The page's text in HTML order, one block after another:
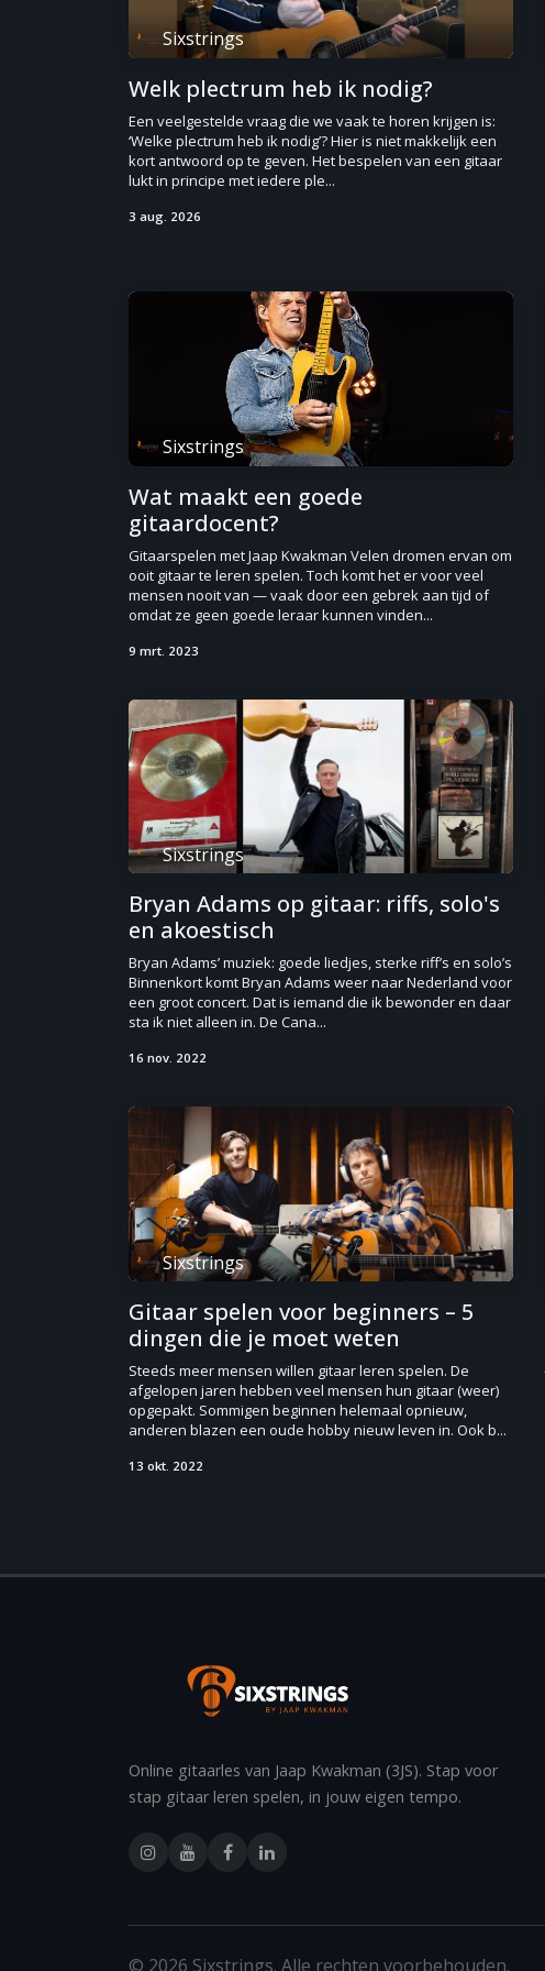
Sixstrings
Welk plectrum heb ik nodig?
Een veelgestelde vraag die we vaak te horen krijgen is:
‘Welke plectrum heb ik nodig’? Hier is niet makkelijk een
kort antwoord op te geven. Het bespelen van een gitaar
lukt in principe met iedere ple...
3 aug. 2026
Sixstrings
Wat maakt een goede
gitaardocent?
Gitaarspelen met Jaap Kwakman Velen dromen ervan om
ooit gitaar te leren spelen. Toch komt het er voor veel
mensen nooit van — vaak door een gebrek aan tijd of
omdat ze geen goede leraar kunnen vinden...
9 mrt. 2023
Sixstrings
Bryan Adams op gitaar: riffs, solo's
en akoestisch
Bryan Adams’ muziek: goede liedjes, sterke riff’s en solo’s
Binnenkort komt Bryan Adams weer naar Nederland voor
een groot concert. Dat is iemand die ik bewonder en daar
sta ik niet alleen in. De Cana...
16 nov. 2022
Sixstrings
Gitaar spelen voor beginners – 5
dingen die je moet weten
Steeds meer mensen willen gitaar leren spelen. De
afgelopen jaren hebben veel mensen hun gitaar (weer)
opgepakt. Sommigen beginnen helemaal opnieuw,
anderen blazen een oude hobby nieuw leven in. Ook b...
13 okt. 2022
Online gitaarles van Jaap Kwakman (3JS). Stap voor
stap gitaar leren spelen, in jouw eigen tempo.
© 2026 Sixstrings. Alle rechten voorbehouden.